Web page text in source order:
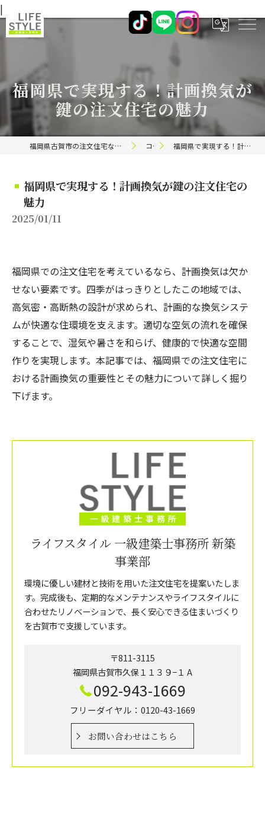
|
福岡県で実現する！計画換気が
鍵の注文住宅の魅力
福岡県古賀市の注文住宅ならライフスタイル 一級建築士事務所 コラム 福岡県で実現する！計画換気が鍵の注文住宅の魅力
福岡県で実現する！計画換気が鍵の注文住宅の
魅力
2025/01/11
福岡県での注文住宅を考えているなら、計画換気は欠か
せない要素です。四季がはっきりとしたこの地域では、
高気密・高断熱の設計が求められ、計画的な換気システ
ムが快適な住環境を支えます。適切な空気の流れを確保
することで、湿気や暑さを和らげ、健康的で快適な空間
作りを実現します。本記事では、福岡県での注文住宅に
おける計画換気の重要性とその魅力について詳しく掘り
下げます。
ライフスタイル 一級建築士事務所 新築
事業部
環境に優しい建材と技術を用いた注文住宅を提案いたしま
す。完成後も、定期的なメンテナンスやライフスタイルに
合わせたリノベーションで、長く安心できる住まいづくり
を古賀市で支援しています。
〒811-3115
福岡県古賀市久保１１３９−１ A
092-943-1669
フリーダイヤル：0120-43-1669
お問い合わせはこちら